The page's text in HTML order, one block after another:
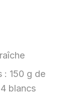
: 150 g de
blancs